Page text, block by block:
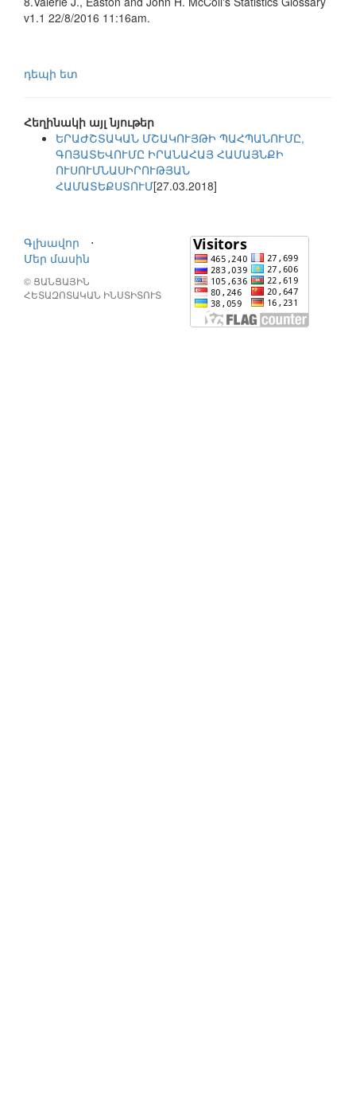
v1.1 22/8/2016 11:16am.
դեպի ետ
Հեղինակի այլ նյութեր
ԵՐԱԺՇՏԱԿԱՆ ՄՇԱԿՈՒՅԹԻ ՊԱՀՊԱՆՈՒՄԸ,
ԳՈՅԱՏԵՎՈՒՄԸ ԻՐԱՆԱՀԱՅ ՀԱՄԱՅՆՔԻ
ՈՒՍՈՒՄՆԱՍԻՐՈՒԹՅԱՆ
ՀԱՄԱՏԵՔՍՏՈՒՄ[27.03.2018]
Գլխավոր
⋅
Մեր մասին
© ՑԱՆՑԱՅԻՆ
ՀԵՏԱԶՈՏԱԿԱՆ ԻՆՍՏԻՏՈՒՏ